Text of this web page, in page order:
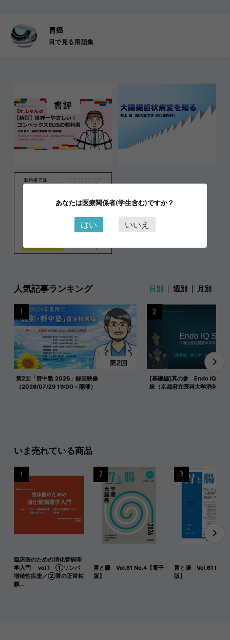
胃癌
目で見る用語集
人気記事ランキング 日別 週別 月別
第2回「野中塾 2026」録画映像
（2026/07/29 19:00～開催）
1
[基礎編]其の参 Endo IQ式 経
統（京都府立医科大学消化器内
2
いま売れている商品
臨床医のための消化管病理
学入門 vol.1 ①リンパ
増殖性疾患／②胃の正常粘
膜…
1
胃と腸 Vol.61 No.4【電子
版】
2
胃と腸 Vol.61 No.8
版】
3
あなたは医療関係者(学生含む)ですか？
はい いいえ